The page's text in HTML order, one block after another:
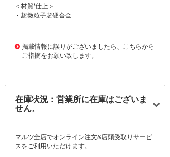
＜材質/仕上＞
・超微粒子超硬合金
掲載情報に誤りがございましたら、こちらから
ご指摘をお願い致します。
在庫状況：営業所に在庫はございま
せん。
マルツ全店でオンライン注文&店頭受取りサービ
スをご利用いただけます。